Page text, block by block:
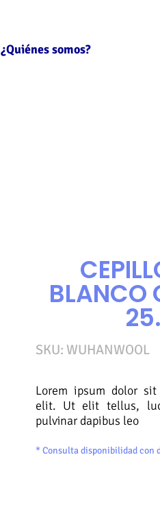
¿Quiénes somos?
BLANCO
SKU: WUHANWOOL
Lorem ipsum dolor
elit. Ut elit tellus,
pulvinar dapibus leo
* Consulta disponibilidad con